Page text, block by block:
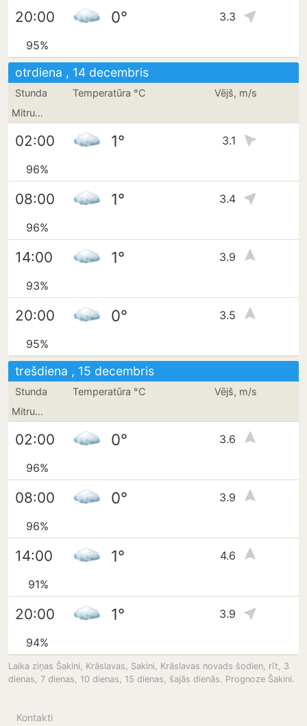
20:00 0° 3.3
95%
otrdiena , 14 decembris
Stunda Temperatūra °C
Vējš, m/s
Mitrums
02:00 1° 3.1
96%
08:00 1° 3.4
96%
14:00 1° 3.9
93%
20:00 0° 3.5
95%
trešdiena , 15 decembris
Stunda Temperatūra °C
Vējš, m/s
Mitrums
02:00 0° 3.6
96%
08:00 0° 3.9
96%
14:00 1° 4.6
91%
20:00 1° 3.9
94%
Laika ziņas Šakini, Krāslavas, Sakini, Krāslavas novads šodien, rīt, 3
dienas, 7 dienas, 10 dienas, 15 dienas, šajās dienās. Prognoze Šakini.
Kontakti